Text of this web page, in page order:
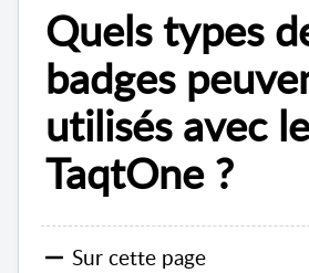
Quels types
badges
utilisés avec
TaqtOne ?
Sur cette page